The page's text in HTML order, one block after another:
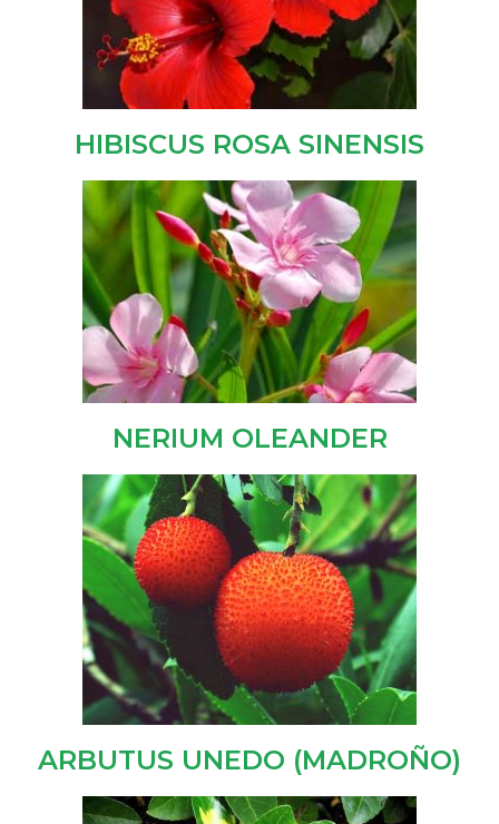
HIBISCUS ROSA SINENSIS
NERIUM OLEANDER
ARBUTUS UNEDO (MADROÑO)